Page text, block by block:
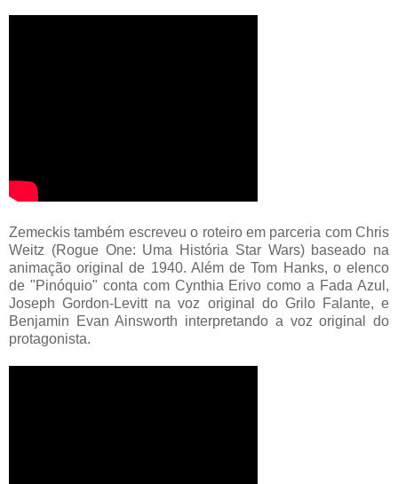
Zemeckis também escreveu o roteiro em parceria com Chris
Weitz (Rogue One: Uma História Star Wars) baseado na
animação original de 1940. Além de Tom Hanks, o elenco
de "Pinóquio" conta com Cynthia Erivo como a Fada Azul,
Joseph Gordon-Levitt na voz original do Grilo Falante, e
Benjamin Evan Ainsworth interpretando a voz original do
protagonista.